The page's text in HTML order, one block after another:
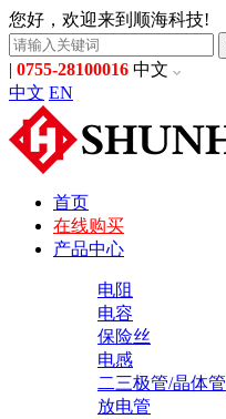
您好，欢迎来到顺海科技!
| 0755-28100016 中文
中文 EN
首页
在线购买
产品中心
电阻
电容
保险丝
电感
二三极管/晶体管
放电管